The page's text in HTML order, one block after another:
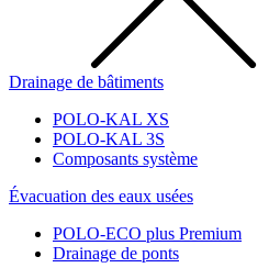
Drainage de bâtiments
POLO-KAL XS
POLO-KAL 3S
Composants système
Évacuation des eaux usées
POLO-ECO plus Premium
Drainage de ponts